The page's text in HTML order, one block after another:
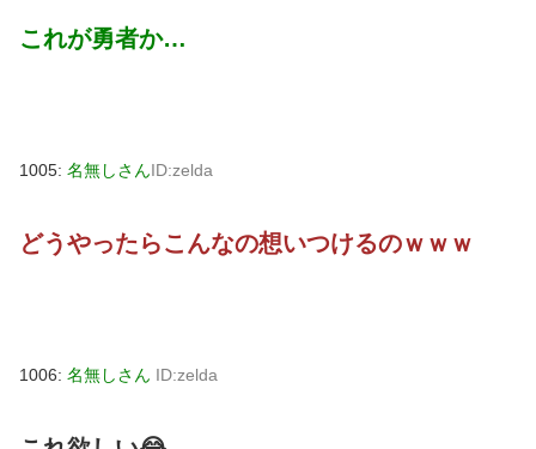
これが勇者か…
1005: 名無しさんID:zelda
どうやったらこんなの想いつけるのｗｗｗ
1006: 名無しさん ID:zelda